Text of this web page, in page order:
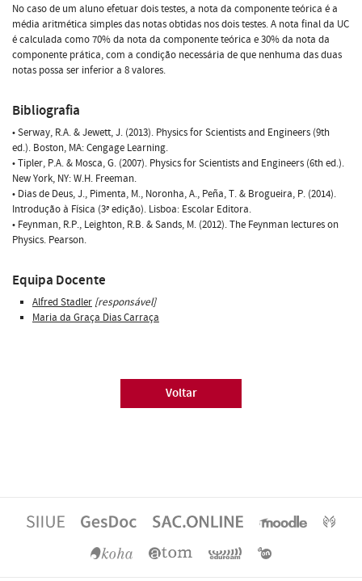
No caso de um aluno efetuar dois testes, a nota da componente teórica é a
média aritmética simples das notas obtidas nos dois testes. A nota final da UC
é calculada como 70% da nota da componente teórica e 30% da nota da
componente prática, com a condição necessária de que nenhuma das duas
notas possa ser inferior a 8 valores.
Bibliografia
• Serway, R.A. & Jewett, J. (2013). Physics for Scientists and Engineers (9th
ed.). Boston, MA: Cengage Learning.
• Tipler, P.A. & Mosca, G. (2007). Physics for Scientists and Engineers (6th ed.).
New York, NY: W.H. Freeman.
• Dias de Deus, J., Pimenta, M., Noronha, A., Peña, T. & Brogueira, P. (2014).
Introdução à Física (3ª edição). Lisboa: Escolar Editora.
• Feynman, R.P., Leighton, R.B. & Sands, M. (2012). The Feynman lectures on
Physics. Pearson.
Equipa Docente
Alfred Stadler [responsável]
Maria da Graça Dias Carraça
Voltar